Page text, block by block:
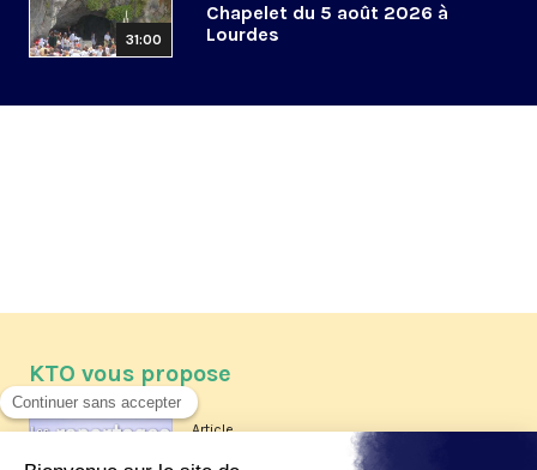
31:00
Chapelet du 5 août 2026 à
Lourdes
KTO vous propose
Article
Les reportages d'été 2026 de KTO